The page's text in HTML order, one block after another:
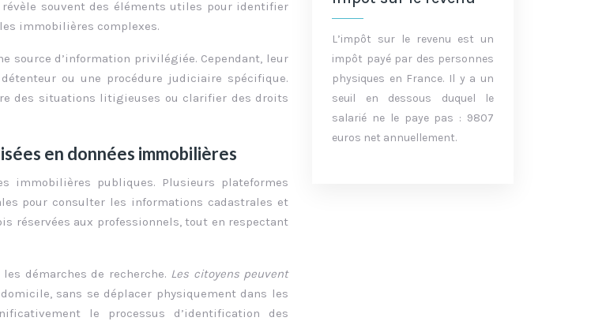
révèle souvent des éléments utiles pour identifier
immobilières complexes.
source d’information privilégiée. Cependant, leur
ou une procédure judiciaire spécifique.
des situations litigieuses ou clarifier des droits
en données immobilières
immobilières publiques. Plusieurs plateformes
pour consulter les informations cadastrales et
réservées aux professionnels, tout en respectant
démarches de recherche. Les citoyens peuvent
sans se déplacer physiquement dans les
le processus d’identification des
L’impôt sur le revenu est un
impôt payé par des personnes
physiques en France. Il y a un
seuil en dessous duquel le
salarié ne le paye pas : 9807
euros net annuellement.